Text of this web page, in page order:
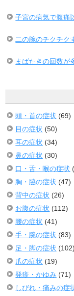
子宮の病気で腹痛
二の腕のチクチク
まばたきの回数が
頭・首の症状 (69)
目の症状 (50)
耳の症状 (34)
鼻の症状 (30)
口・舌・喉の症状
胸・脇の症状 (47)
背中の症状 (26)
お腹の症状 (112)
腰の症状 (41)
手・腕の症状 (83)
足・脚の症状 (102)
爪の症状 (19)
発疹・かゆみ (71)
しびれ・痛みの症